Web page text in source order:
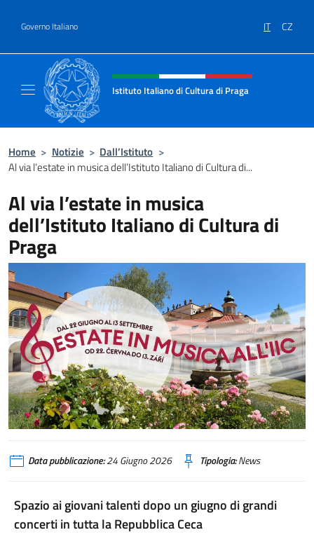
Governo Italiano IT CZ
Intestazione sito, social e menù
Istituto Italiano di Cultura di Praga
Home > Notizie > Dall’Istituto >
Al via l’estate in musica dell’Istituto Italiano di Cultura di...
Al via l’estate in musica
dell’Istituto Italiano di Cultura di
Praga
Data pubblicazione:24 Giugno 2026 Tipologia:News
Spazio ai giovani talenti dopo un giugno di grandi
concerti in tutta la Repubblica Ceca